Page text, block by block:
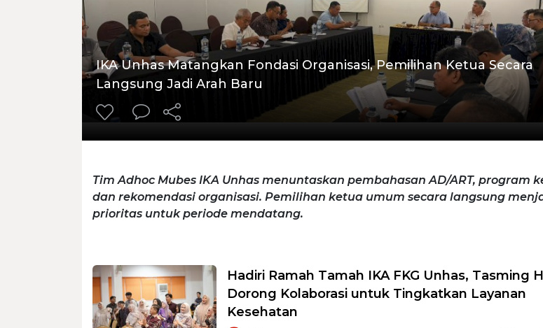
IKA Unhas Matangkan Fondasi Organisasi, Pemilihan Ketua Secara
Langsung Jadi Arah Baru
Tim Adhoc Mubes IKA Unhas menuntaskan pembahasan AD/ART, program
dan rekomendasi organisasi. Pemilihan ketua umum secara langsung
prioritas untuk periode mendatang.
Hadiri Ramah Tamah IKA FKG Unhas, Tasming
Dorong Kolaborasi untuk Tingkatkan Layanan
Kesehatan